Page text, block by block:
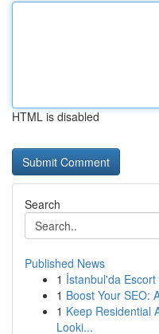
HTML is disabled
Search
Published News
1 İstanbul'da
1 Boost Your SEO:
1 Keep Residential
Looki...